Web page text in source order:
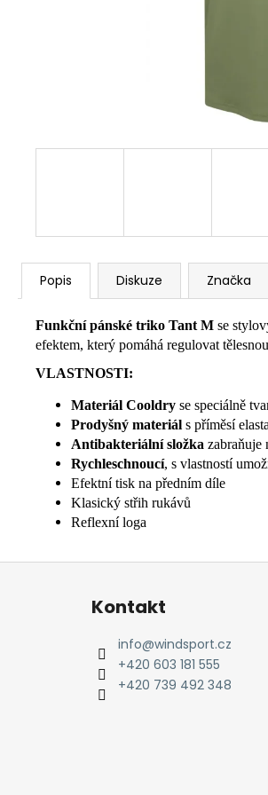
Popis Diskuze Značka
Funkční pánské triko Tant M se
efektem, který pomáhá regulovat
VLASTNOSTI:
Materiál Cooldry se speciálně
Prodyšný materiál s příměsí
Antibakteriální složka zabraňuje
Rychleschnoucí, s vlastností
Efektní tisk na předním díle
Klasický střih rukávů
Reflexní loga
Z
Kontakt
info@windsport.cz
+420 603 181 555
+420 739 492 348